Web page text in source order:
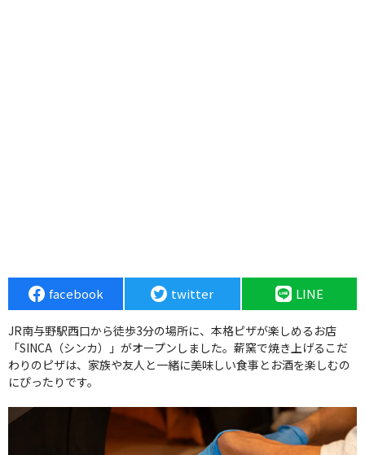
facebook twitter LINE
JR南与野駅西口から徒歩3分の場所に、本格ピザが楽しめるお店
「SINCA（シンカ）」がオープンしました。薪窯で焼き上げるこだ
わりのピザは、家族や友人と一緒に美味しい食事とお酒を楽しむの
にぴったりです。